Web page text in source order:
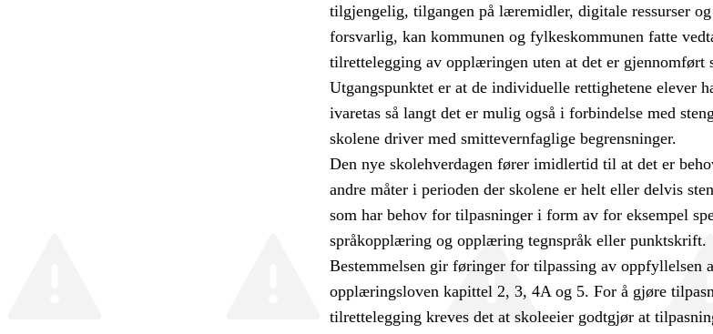
tilgjengelig, tilgangen på læremidler, digitale ressurser
forsvarlig, kan kommunen og fylkeskommunen fatte
tilrettelegging av opplæringen uten at det er gjennomført
Utgangspunktet er at de individuelle rettighetene elever
ivaretas så langt det er mulig også i forbindelse med
skolene driver med smittevernfaglige begrensninger.
Den nye skolehverdagen fører imidlertid til at det er
andre måter i perioden der skolene er helt eller delvis
som har behov for tilpasninger i form av for eksempel
språkopplæring og opplæring tegnspråk eller punktskrift.
Bestemmelsen gir føringer for tilpassing av oppfyllelsen
opplæringsloven kapittel 2, 3, 4A og 5. For å gjøre
tilrettelegging kreves det at skoleeier godtgjør at